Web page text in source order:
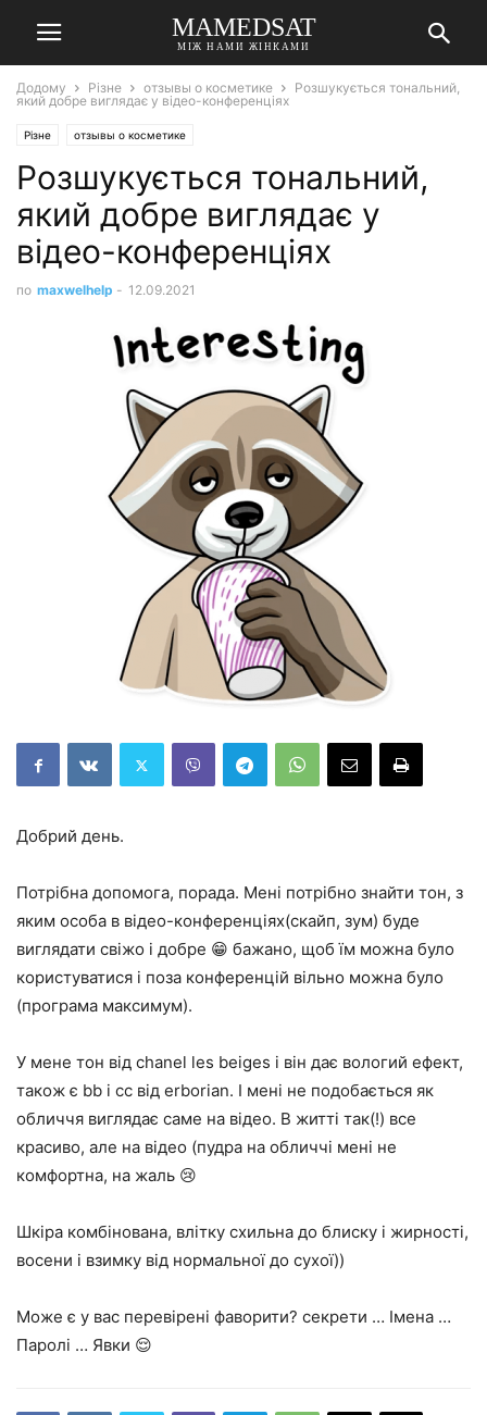
MAMEDSAT
МІЖ НАМИ ЖІНКАМИ
Додому Різне отзывы о косметике
Розшукується тональний,
який добре виглядає у відео-конференціях
Різне отзывы о косметике
Розшукується тональний,
який добре виглядає у
відео-конференціях
по maxwelhelp - 12.09.2021
Добрий день.
Потрібна допомога, порада. Мені потрібно знайти тон, з
яким особа в відео-конференціях(скайп, зум) буде
виглядати свіжо і добре 😁 бажано, щоб їм можна було
користуватися і поза конференцій вільно можна було
(програма максимум).
У мене тон від chanel les beiges і він дає вологий ефект,
також є bb і сс від erborian. І мені не подобається як
обличчя виглядає саме на відео. В житті так(!) все
красиво, але на відео (пудра на обличчі мені не
комфортна, на жаль 😢
Шкіра комбінована, влітку схильна до блиску і жирності,
восени і взимку від нормальної до сухої))
Може є у вас перевірені фаворити? секрети … Імена …
Паролі … Явки 😌